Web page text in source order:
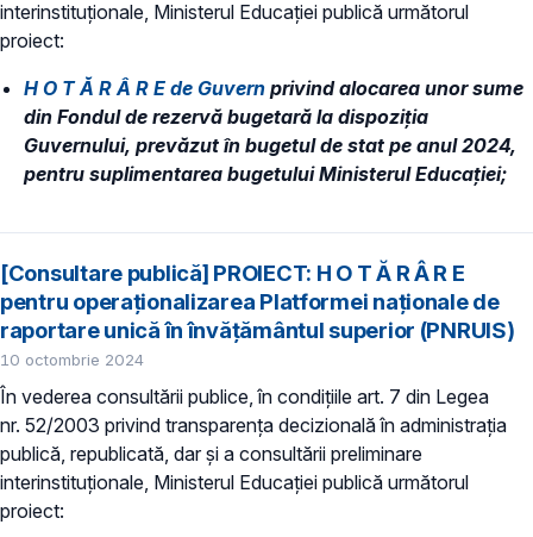
interinstituționale, Ministerul Educaţiei publică următorul
proiect:
H O T Ă R Â R E de Guvern privind alocarea unor sume
din Fondul de rezervă bugetară la dispoziția
Guvernului, prevăzut în bugetul de stat pe anul 2024,
pentru suplimentarea bugetului Ministerul Educației;
[Consultare publică] PROIECT: H O T Ă R Â R E
pentru operaționalizarea Platformei naționale de
raportare unică în învățământul superior (PNRUIS)
10 octombrie 2024
În vederea consultării publice, în condiţiile art. 7 din Legea
nr. 52/2003 privind transparenţa decizională în administraţia
publică, republicată, dar și a consultării preliminare
interinstituționale, Ministerul Educaţiei publică următorul
proiect: